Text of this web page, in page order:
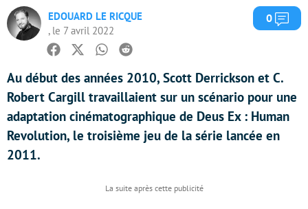
EDOUARD LE RICQUE
, le 7 avril 2022
0
Facebook
TwitterWhatsapp
Reddit
Au début des années 2010, Scott Derrickson et C.
Robert Cargill travaillaient sur un scénario pour une
adaptation cinématographique de Deus Ex : Human
Revolution, le troisième jeu de la série lancée en
2011.